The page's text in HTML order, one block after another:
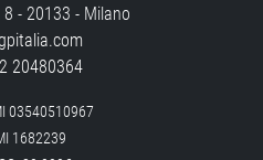
- 20133 - Milano
20480364
03540510967
1682239